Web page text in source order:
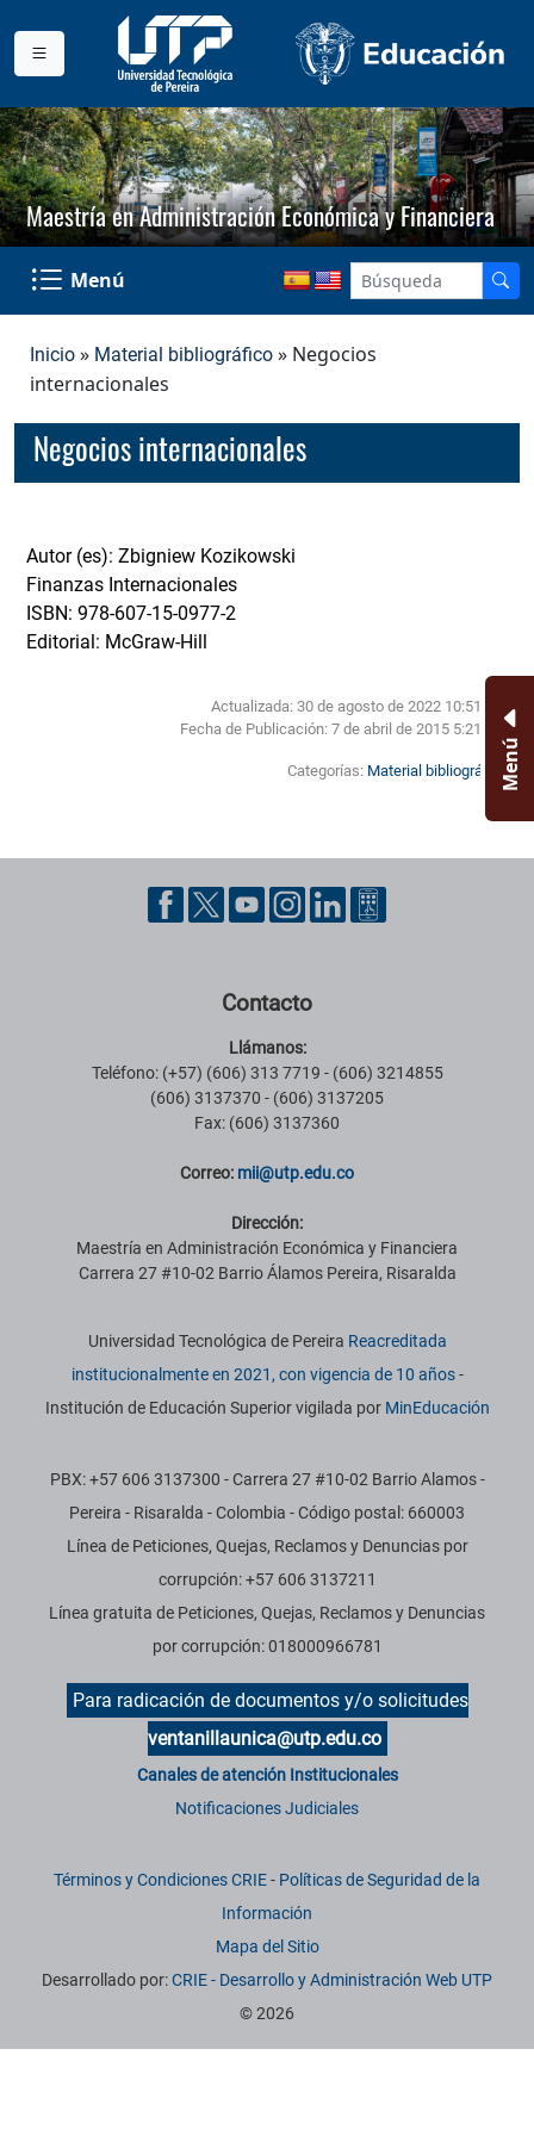
Maestría en Administración Económica y Financiera
Menú
Inicio » Material bibliográfico » Negocios
internacionales
Negocios internacionales
Autor (es): Zbigniew Kozikowski
Finanzas Internacionales
ISBN: 978-607-15-0977-2
Editorial: McGraw-Hill
Actualizada: 30 de agosto de 2022 10:51 AM
Fecha de Publicación: 7 de abril de 2015 5:21 PM
Categorías: Material bibliográficoMenú
Pie de página con información de contacto, redes sociales y datos
Contacto
Llámanos:
Teléfono: (+57) (606) 313 7719 - (606) 3214855
(606) 3137370 - (606) 3137205
Fax: (606) 3137360
Correo: mii@utp.edu.co
Dirección:
Maestría en Administración Económica y Financiera
Carrera 27 #10-02 Barrio Álamos Pereira, Risaralda
Información institucional
Universidad Tecnológica de Pereira Reacreditada
institucionalmente en 2021, con vigencia de 10 años-
Institución de Educación Superior vigilada por MinEducación
PBX: +57 606 3137300 - Carrera 27 #10-02 Barrio Alamos -
Pereira - Risaralda - Colombia - Código postal: 660003
Línea de Peticiones, Quejas, Reclamos y Denuncias por
corrupción: +57 606 3137211
Línea gratuita de Peticiones, Quejas, Reclamos y Denuncias
por corrupción: 018000966781
Para radicación de documentos y/o solicitudes
ventanillaunica@utp.edu.co
Canales de atención Institucionales
Notificaciones Judiciales
Términos y Condiciones CRIE- Políticas de Seguridad de la
Información
Mapa del Sitio
Desarrollado por:CRIE - Desarrollo y Administración Web UTP
© 2026